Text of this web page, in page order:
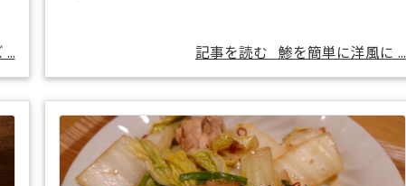
記事を読む 鯵を簡単に洋風に ...